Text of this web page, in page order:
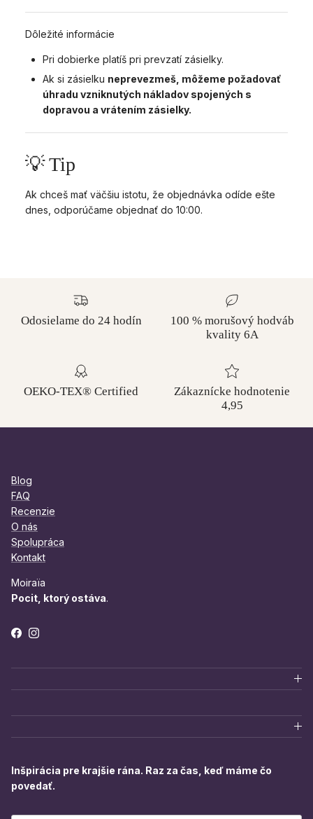
Dôležité informácie
Pri dobierke platíš pri prevzatí zásielky.
Ak si zásielku neprevezmeš, môžeme požadovať
úhradu vzniknutých nákladov spojených s
dopravou a vrátením zásielky.
💡 Tip
Ak chceš mať väčšiu istotu, že objednávka odíde ešte
dnes, odporúčame objednať do 10:00.
Odosielame do 24 hodín
100 % morušový hodváb
kvality 6A
OEKO-TEX® Certified
Zákaznícke hodnotenie
4,95
Blog
FAQ
Recenzie
O nás
Spolupráca
Kontakt
Moiraïa
Pocit, ktorý ostáva.
Facebook
Instagram
Inšpirácia pre krajšie rána. Raz za čas, keď máme čo
povedať.